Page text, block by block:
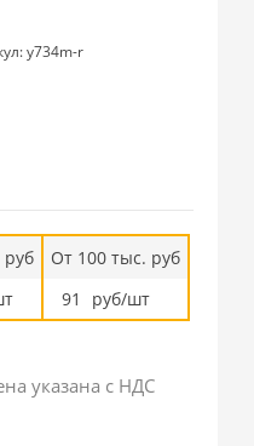
y734m-r
руб
От 100 тыс. руб
91
руб/шт
указана с НДС